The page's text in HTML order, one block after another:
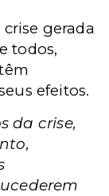
gerada
todos,
efeitos.
da crise,